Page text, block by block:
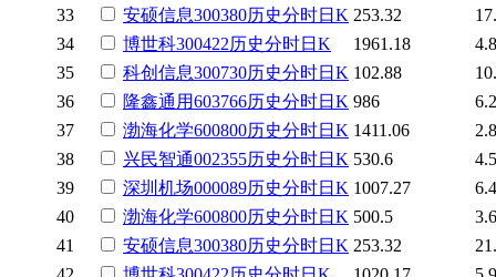
33
安硕信息300380历史分时日K 253.32
34
博世科300422历史分时日K 1961.18
35
科创信息300730历史分时日K 102.88
36
隆鑫通用603766历史分时日K 986
37
渤海化学600800历史分时日K 1411.06
38
兴民智通002355历史分时日K 530.6
39
深圳机场000089历史分时日K 1007.27
40
渤海化学600800历史分时日K 500.5
41
安硕信息300380历史分时日K 253.32